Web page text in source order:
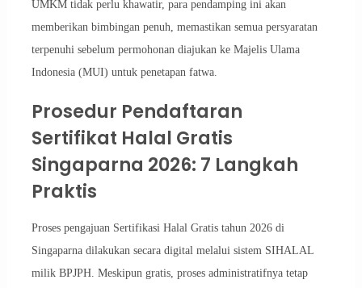
UMKM tidak perlu khawatir, para pendamping ini akan
memberikan bimbingan penuh, memastikan semua persyaratan
terpenuhi sebelum permohonan diajukan ke Majelis Ulama
Indonesia (MUI) untuk penetapan fatwa.
Prosedur Pendaftaran
Sertifikat Halal Gratis
Singaparna 2026: 7 Langkah
Praktis
Proses pengajuan Sertifikasi Halal Gratis tahun 2026 di
Singaparna dilakukan secara digital melalui sistem SIHALAL
milik BPJPH. Meskipun gratis, proses administratifnya tetap